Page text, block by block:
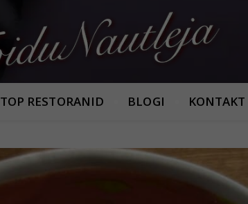
TOP RESTORANID BLOGI KONTAKT